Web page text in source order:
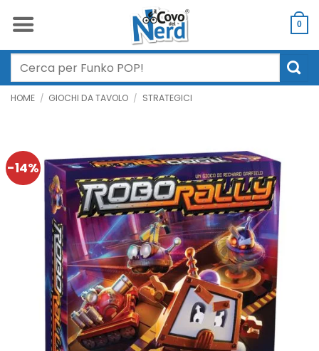
0
Cerca:
HOME / GIOCHI DA TAVOLO / STRATEGICI
-14%